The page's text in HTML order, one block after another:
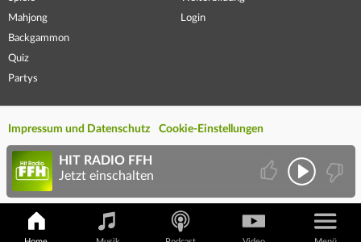
Mahjong
Backgammon
Quiz
Partys
Login
Impressum und Datenschutz Cookie-Einstellungen
HIT RADIO FFH
Jetzt einschalten